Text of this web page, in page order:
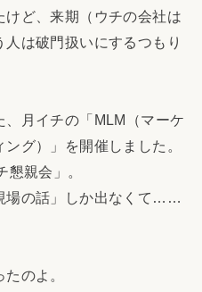
けど、来期（ウチの会社は
は破門扱いにするつもり
月イチの「MLM（マーケ
グ）」を開催しました。
親会」。
場の話」しか出なくて……
のよ。